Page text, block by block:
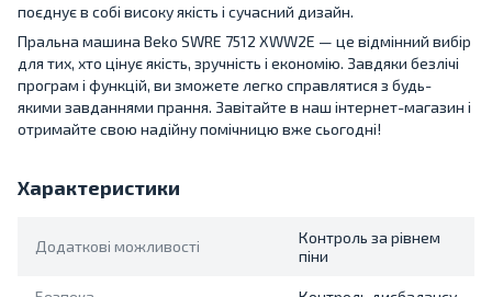
поєднує в собі високу якість і сучасний дизайн.
Пральна машина Beko SWRE 7512 XWW2E — це відмінний вибір
для тих, хто цінує якість, зручність і економію. Завдяки безлічі
програм і функцій, ви зможете легко справлятися з будь-
якими завданнями прання. Завітайте в наш інтернет-магазин і
отримайте свою надійну помічницю вже сьогодні!
Характеристики
Додаткові можливості
Контроль за рівнем
піни